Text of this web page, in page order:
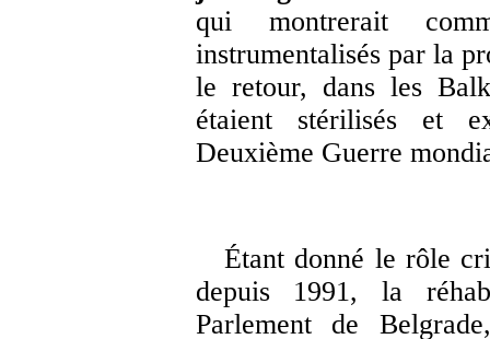
qui montrerait
instrumentalisés par la
le retour, dans les
étaient stérilisés et
Deuxième Guerre
Étant donné le rôle
depuis 1991, la
Parlement de